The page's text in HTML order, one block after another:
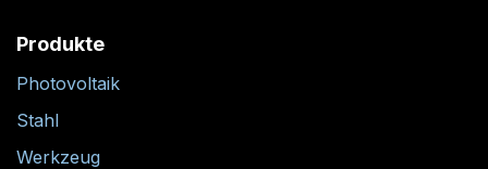
Produkte
Photovoltaik
Stahl
Werkzeug